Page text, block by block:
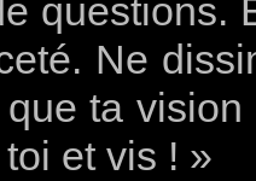
questions.
Ne
ta
et vis ! »